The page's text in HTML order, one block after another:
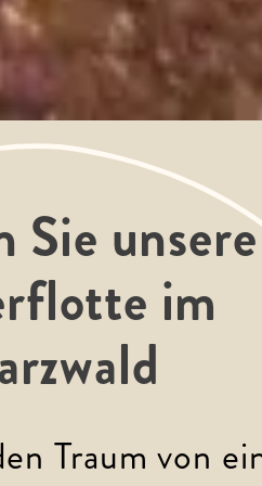
Sie unsere
im
Traum von